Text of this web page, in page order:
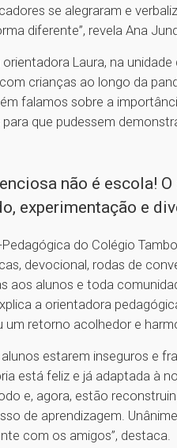
se alegraram e
diferente”, revela Ana
Laura, na
crianças ao longo da
falamos sobre a
que pudessem
não é escola!
experimentação e
do Colégio
devocional, rodas de
aos alunos e toda
a orientadora
um retorno acolhedor e
estarem inseguros e
está feliz e já adaptada à
e, agora, estão
de aprendizagem.
com os amigos”, destaca.